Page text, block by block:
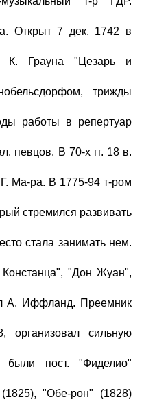
Открыт 7 дек. 1742 в
К. Грауна "Цезарь и
трижды
работы в репертуар
певцов. В 70-х гг. 18 в.
Ма-ра. В 1775-94 т-ром
стремился развивать
стала занимать нем.
"Дон Жуан",
А. Иффланд. Преемник
организовал сильную
пост. "Фиделио"
"Обе-рон" (1828)